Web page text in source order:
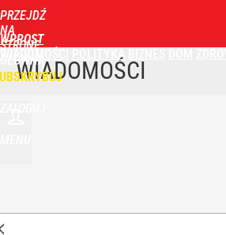
PRZEJDŹ
NA
STRONĘ
GŁÓWNĄ
WPROST
POLITYKA
WIADOMOŚCI